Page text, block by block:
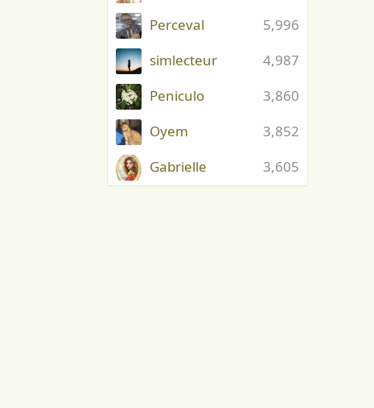
5,996
Perceval
4,987
simlecteur
3,860
Peniculo
3,852
Oyem
3,605
Gabrielle